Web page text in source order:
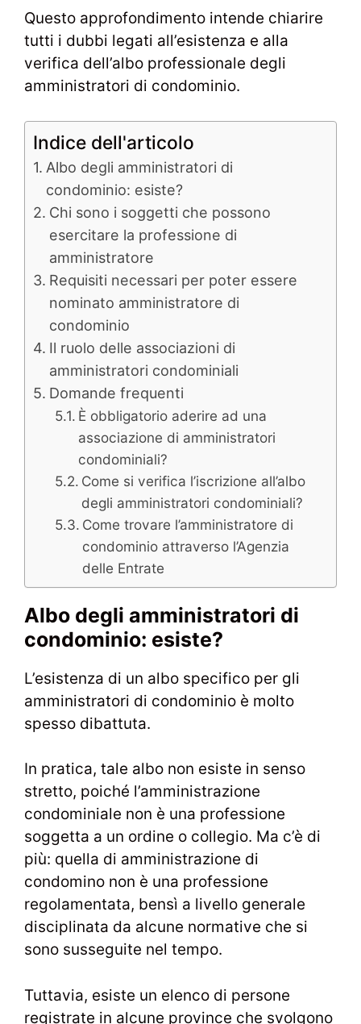
Questo approfondimento intende chiarire
tutti i dubbi legati all’esistenza e alla
verifica dell’albo professionale degli
amministratori di condominio.
Indice dell'articolo
Albo degli amministratori di
condominio: esiste?
Chi sono i soggetti che possono
esercitare la professione di
amministratore
Requisiti necessari per poter essere
nominato amministratore di
condominio
Il ruolo delle associazioni di
amministratori condominiali
Domande frequenti
È obbligatorio aderire ad una
associazione di amministratori
condominiali?
Come si verifica l’iscrizione all’albo
degli amministratori condominiali?
Come trovare l’amministratore di
condominio attraverso l’Agenzia
delle Entrate
Albo degli amministratori di
condominio: esiste?
L’esistenza di un albo specifico per gli
amministratori di condominio è molto
spesso dibattuta.
In pratica, tale albo non esiste in senso
stretto, poiché l’amministrazione
condominiale non è una professione
soggetta a un ordine o collegio. Ma c’è di
più: quella di amministrazione di
condomino non è una professione
regolamentata, bensì a livello generale
disciplinata da alcune normative che si
sono susseguite nel tempo.
Tuttavia, esiste un elenco di persone
registrate in alcune province che svolgono